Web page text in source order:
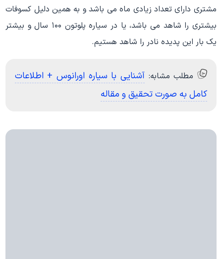
مشتری دارای تعداد زیادی ماه می باشد و به همین دلیل کسوفات
بیشتری را شاهد می باشد، یا در سیاره پلوتون ۱۰۰ سال و بیشتر
یک بار این پدیده نادر را شاهد هستیم.
مطلب مشابه: آشنایی با سیاره اورانوس + اطلاعات
کامل به صورت تحقیق و مقاله